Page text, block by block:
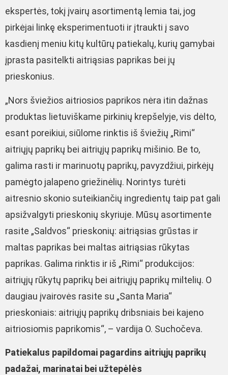
ekspertės, tokį įvairų asortimentą lemia tai, jog
pirkėjai linkę eksperimentuoti ir įtraukti į savo
kasdienį meniu kitų kultūrų patiekalų, kurių gamybai
įprasta pasitelkti aitriąsias paprikas bei jų
prieskonius.
„Nors šviežios aitriosios paprikos nėra itin dažnas
produktas lietuviškame pirkinių krepšelyje, vis dėlto,
esant poreikiui, siūlome rinktis iš šviežių „Rimi“
aitriųjų paprikų bei aitriųjų paprikų mišinio. Be to,
galima rasti ir marinuotų paprikų, pavyzdžiui, pirkėjų
pamėgto jalapeno griežinėlių. Norintys turėti
aitresnio skonio suteikiančių ingredientų taip pat gali
apsižvalgyti prieskonių skyriuje. Mūsų asortimente
rasite „Saldvos“ prieskonių: aitriąsias grūstas ir
maltas paprikas bei maltas aitriąsias rūkytas
paprikas. Galima rinktis ir iš „Rimi“ produkcijos:
aitriųjų rūkytų paprikų bei aitriųjų paprikų miltelių. O
daugiau įvairovės rasite su „Santa Maria“
prieskoniais: aitriųjų paprikų dribsniais bei kajeno
aitriosiomis paprikomis“, – vardija O. Suchočeva.
Patiekalus papildomai pagardins aitriųjų paprikų
padažai, marinatai bei užtepėlės